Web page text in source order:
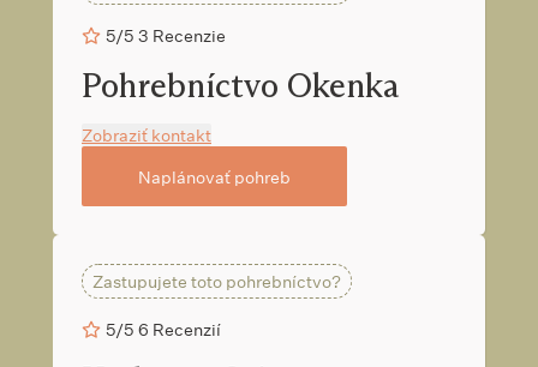
5/5 3 Recenzie
Pohrebníctvo Okenka
Zobraziť kontakt
Naplánovať pohreb
Zastupujete toto pohrebníctvo?
5/5 6 Recenzií